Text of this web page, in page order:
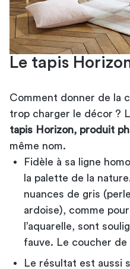
Le tapis
Comment donner de la
trop charger le décor ?
tapis Horizon, produit
même nom.
Fidèle à sa ligne
la palette de la
nuances de gris
ardoise), comme
l’aquarelle, sont
fauve. Le coucher de
Le résultat est aussi